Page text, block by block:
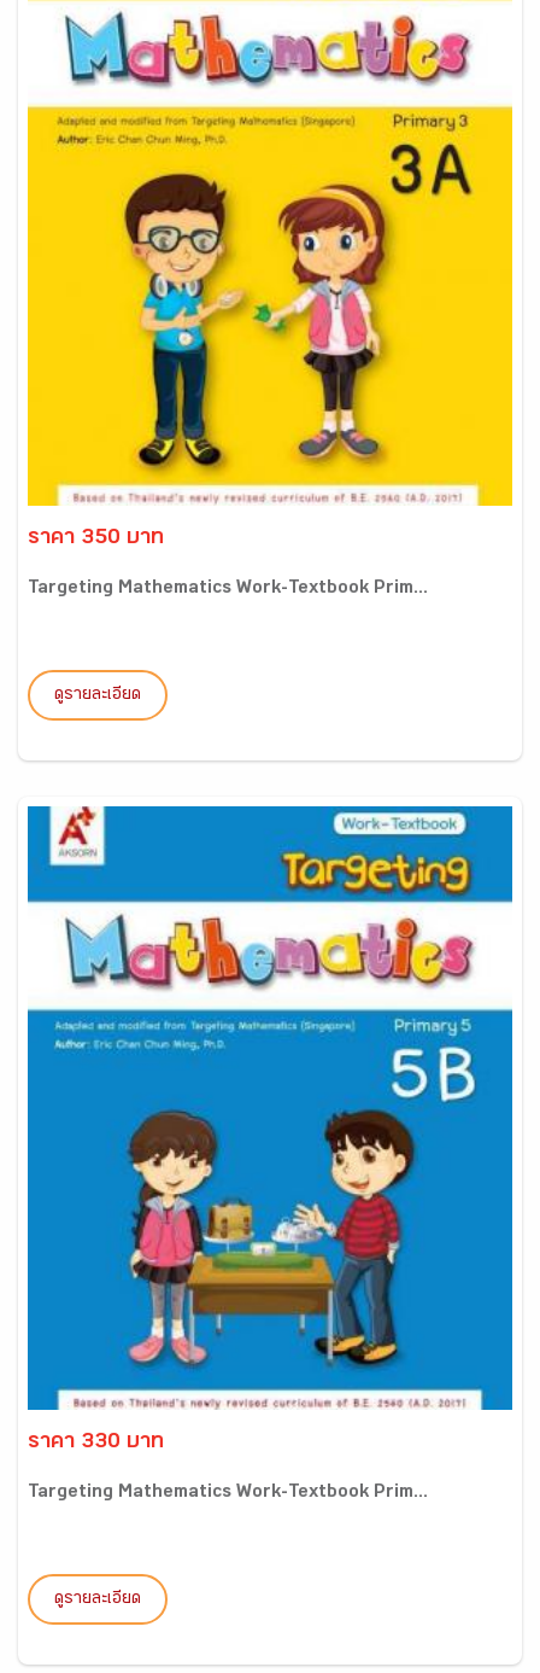
ราคา 350 บาท
Targeting Mathematics Work-Textbook Prim...
ดูรายละเอียด
ราคา 330 บาท
Targeting Mathematics Work-Textbook Prim...
ดูรายละเอียด